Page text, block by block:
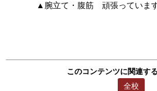
▲腕立て・腹筋 頑張っています
このコンテンツに関連す
全校